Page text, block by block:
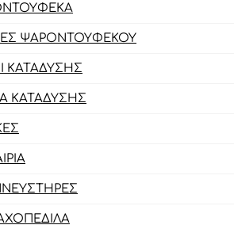
ΨΑΡΟΝΤΟΎΦΕΚΟΥ
ΚΑΤΆΔΥΣΗΣ
ΚΑΤΆΔΥΣΗΣ